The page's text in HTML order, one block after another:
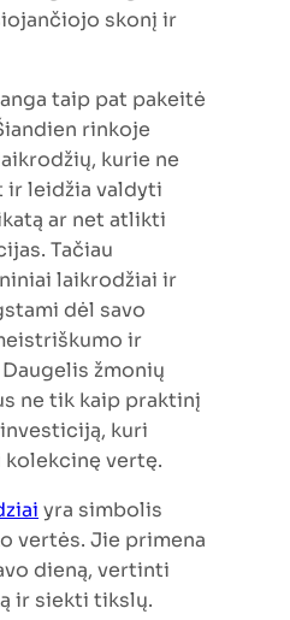
skonį ir
taip pat pakeitė
rinkoje
kurie ne
ir leidžia valdyti
ar net atlikti
Tačiau
laikrodžiai ir
dėl savo
ir
žmonių
ne tik kaip praktinį
kuri
vertę.
yra simbolis
vertės. Jie primena
dieną, vertinti
ir siekti tikslų.